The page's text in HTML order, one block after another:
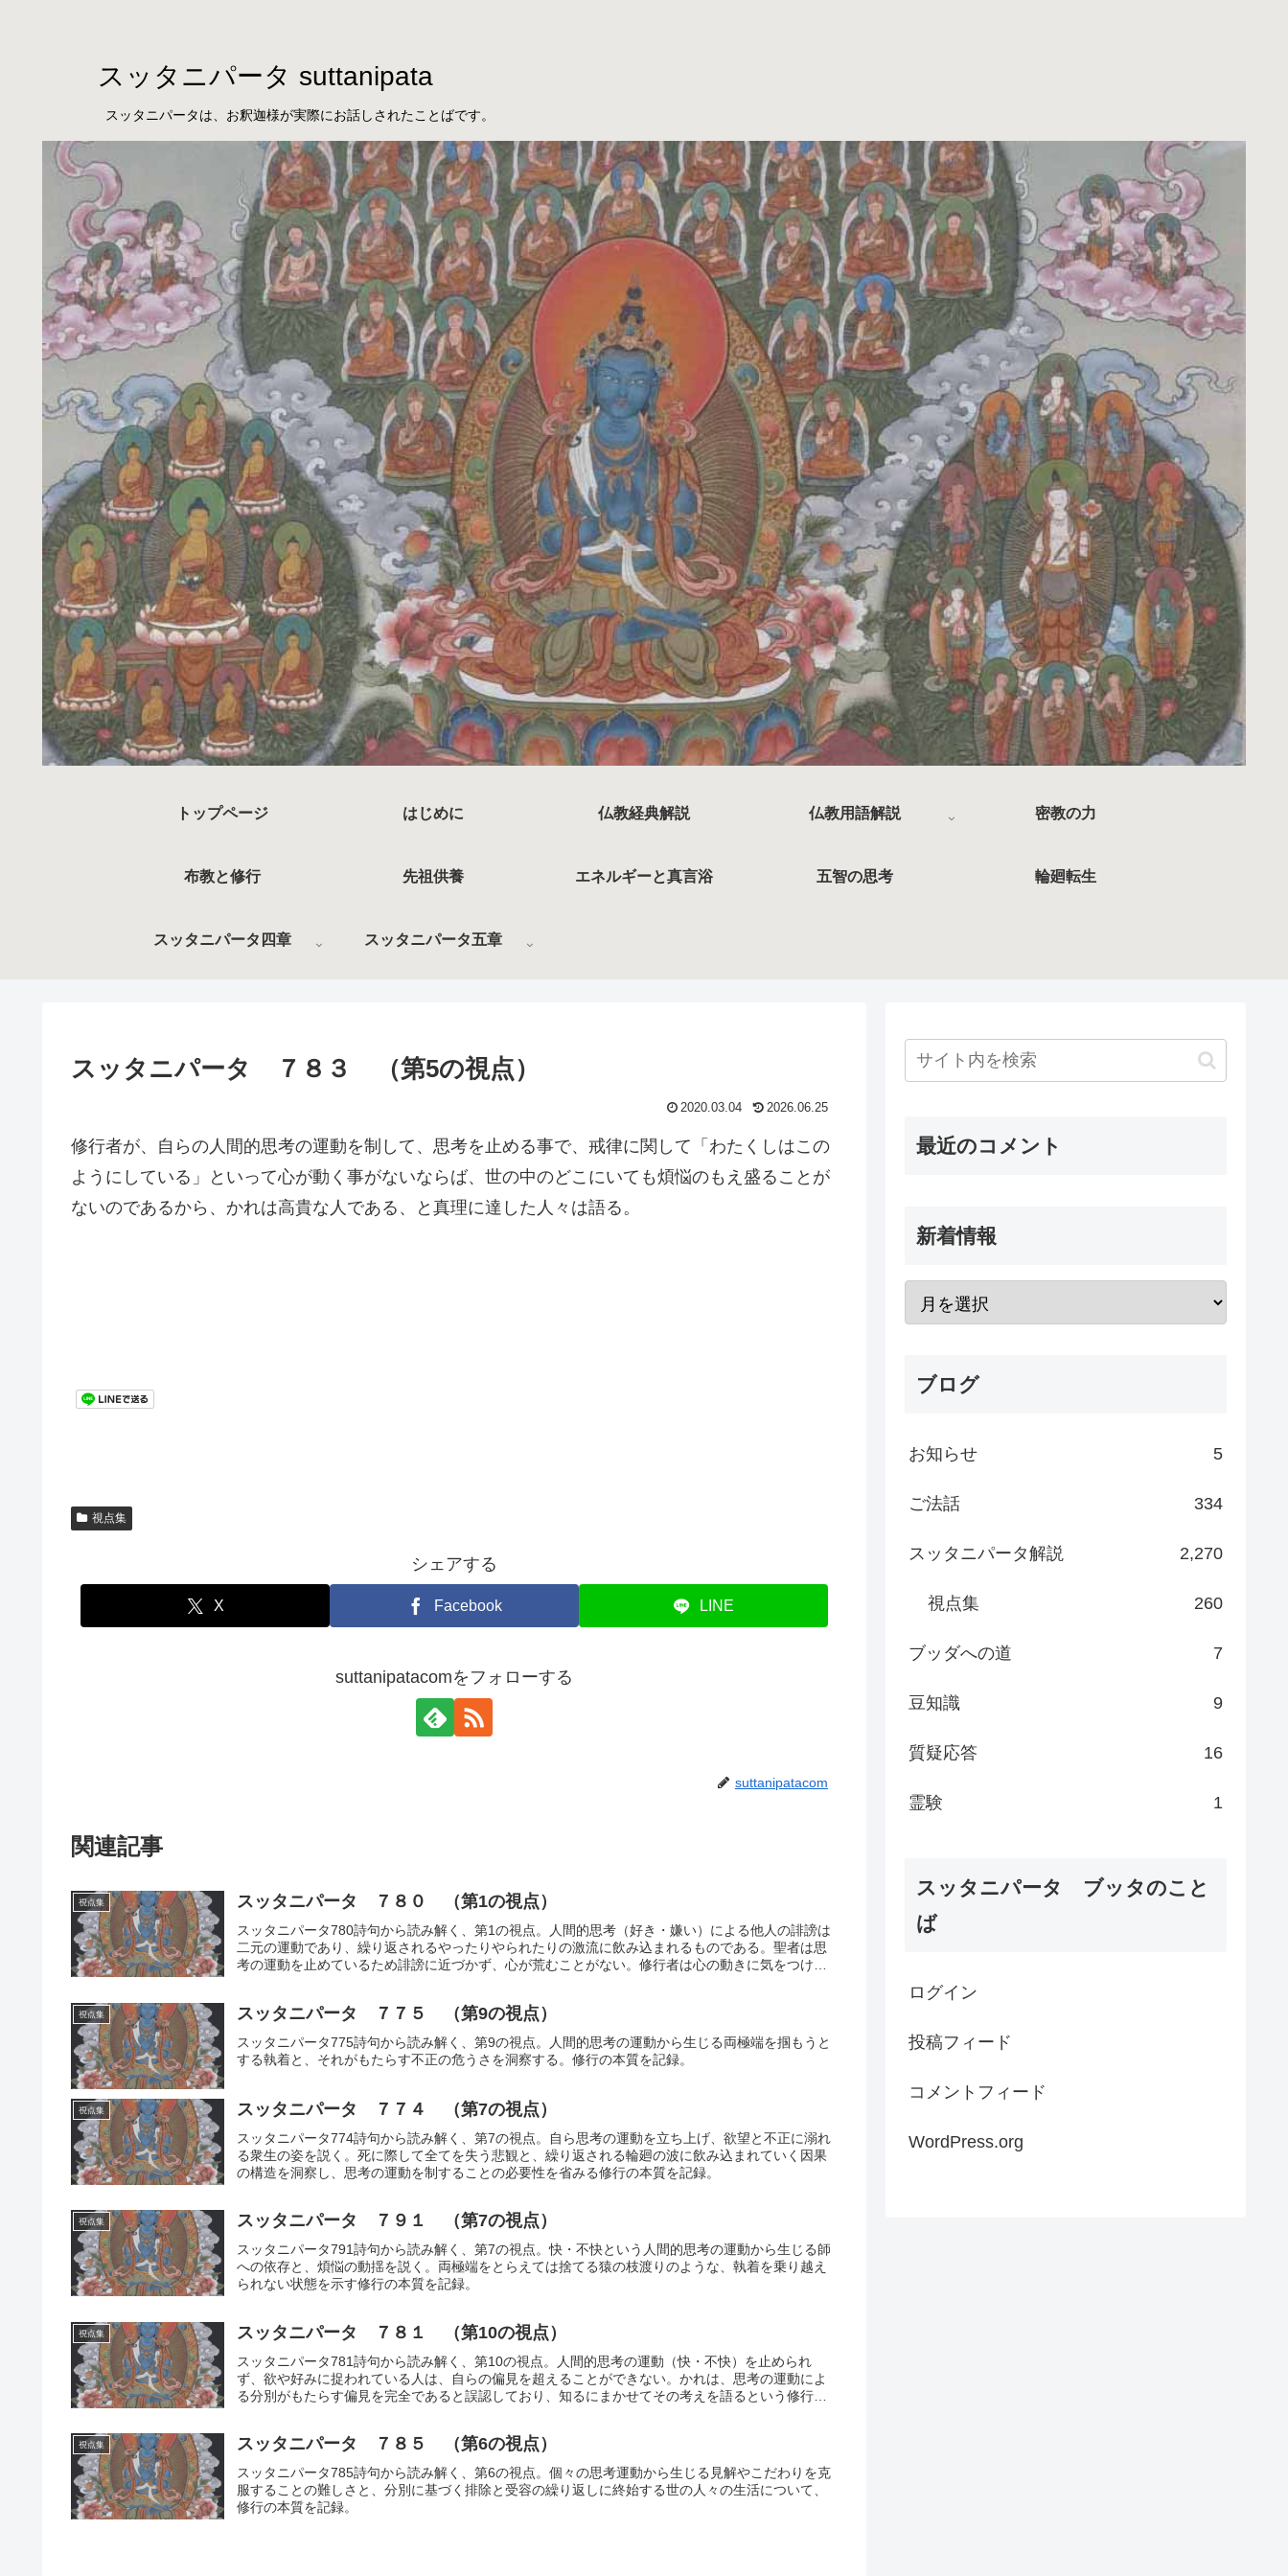
スッタニパータは、お釈迦様が実際にお話しされたことばです。
スッタニパータ suttanipata
トップページ はじめに 仏教経典解説 仏教用語解説 密教の力
布教と修行 先祖供養 エネルギーと真言浴 五智の思考 輪廻転生
スッタニパータ四章 スッタニパータ五章
スッタニパータ ７８３ （第5の視点）
2020.03.04 2026.06.25
修行者が、自らの人間的思考の運動を制して、思考を止める事で、戒律に関して「わたくしはこの
ようにしている」といって心が動く事がないならば、世の中のどこにいても煩悩のもえ盛ることが
ないのであるから、かれは高貴な人である、と真理に達した人々は語る。
視点集
シェアする
X Facebook LINE
suttanipatacomをフォローする
suttanipatacom
関連記事
視点集 スッタニパータ ７８０ （第1の視点）
スッタニパータ780詩句から読み解く、第1の視点。人間的思考（好き・嫌い）による他人の誹謗は
二元の運動であり、繰り返されるやったりやられたりの激流に飲み込まれるものである。聖者は思
考の運動を止めているため誹謗に近づかず、心が荒むことがない。修行者は心の動きに気をつけて
視点集 スッタニパータ ７７５ （第9の視点）
スッタニパータ775詩句から読み解く、第9の視点。人間的思考の運動から生じる両極端を掴もうと
する執着と、それがもたらす不正の危うさを洞察する。修行の本質を記録。
視点集 スッタニパータ ７７４ （第7の視点）
スッタニパータ774詩句から読み解く、第7の視点。自ら思考の運動を立ち上げ、欲望と不正に溺れ
る衆生の姿を説く。死に際して全てを失う悲観と、繰り返される輪廻の波に飲み込まれていく因果
の構造を洞察し、思考の運動を制することの必要性を省みる修行の本質を記録。
視点集 スッタニパータ ７９１ （第7の視点）
スッタニパータ791詩句から読み解く、第7の視点。快・不快という人間的思考の運動から生じる師
への依存と、煩悩の動揺を説く。両極端をとらえては捨てる猿の枝渡りのような、執着を乗り越え
られない状態を示す修行の本質を記録。
視点集 スッタニパータ ７８１ （第10の視点）
スッタニパータ781詩句から読み解く、第10の視点。人間的思考の運動（快・不快）を止められ
ず、欲や好みに捉われている人は、自らの偏見を超えることができない。かれは、思考の運動によ
る分別がもたらす偏見を完全であると誤認しており、知るにまかせてその考えを語るという修行の
視点集 スッタニパータ ７８５ （第6の視点）
スッタニパータ785詩句から読み解く、第6の視点。個々の思考運動から生じる見解やこだわりを克
服することの難しさと、分別に基づく排除と受容の繰り返しに終始する世の人々の生活について、
修行の本質を記録。
最近のコメント
新着情報
ブログ
お知らせ 5
ご法話 334
スッタニパータ解説 2,270
視点集 260
ブッダへの道 7
豆知識 9
質疑応答 16
霊験 1
スッタニパータ ブッタのこと
ば
ログイン
投稿フィード
コメントフィード
WordPress.org